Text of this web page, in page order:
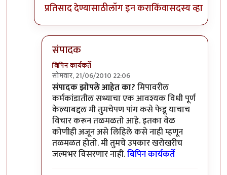
प्रतिसाद देण्यासाठीलॉग इन कराकिंवासदस्य व्हा
संपादक
बिपिन कार्यकर्ते
सोमवार, 21/06/2010 22:06
In reply toनिषेधbyनितिन थत्ते
संपादक झोपले आहेत का?मिपावरील
कर्मकांडातील सध्याचा एक आवश्यक विधी पूर्ण
केल्याबद्दल मी तुमचेपण पांग कसे फेडू याचाच
विचार करून तळमळतो आहे. इतका वेळ
कोणीही अजून असे लिहिले कसे नाही म्हणून
तळमळत होतो. मी तुमचे उपकार खरोखरीच
जल्मभर विसरणार नाही.बिपिन कार्यकर्ते